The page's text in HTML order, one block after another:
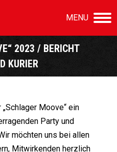
MENU
2023 / BERICHT
KURIER
Sie befinden sich hier:
Moove“ ein
Party und
möchten uns bei allen
Mitwirkenden herzlich